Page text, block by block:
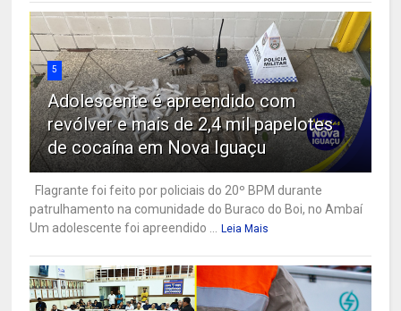
5
Adolescente é apreendido com
revólver e mais de 2,4 mil papelotes
de cocaína em Nova Iguaçu
Flagrante foi feito por policiais do 20º BPM durante
patrulhamento na comunidade do Buraco do Boi, no Ambaí
Um adolescente foi apreendido ...
Leia Mais